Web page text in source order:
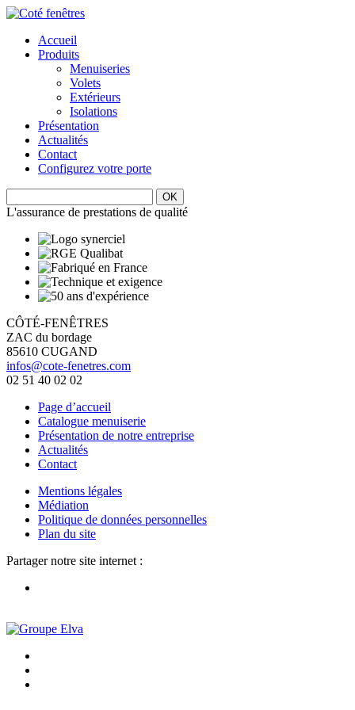
Accueil
Produits
Menuiseries
Volets
Extérieurs
Isolations
Présentation
Actualités
Contact
Configurez votre porte
L'assurance de prestations de qualité
CÔTÉ-FENÊTRES
ZAC du bordage
85610 CUGAND
infos@cote-fenetres.com
02 51 40 02 02
Page d’accueil
Catalogue menuiserie
Présentation de notre entreprise
Actualités
Contact
Mentions légales
Médiation
Politique de données personnelles
Plan du site
Partager notre site internet :